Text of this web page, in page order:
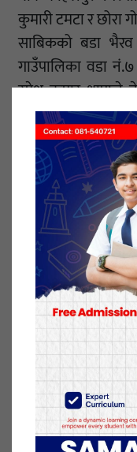
कुमारी टमटा र छोरा
साबिकको बडा
गाउँपालिका वडा
रमेश कुमार थापाले
दिन्छु भनी
फरार रहेकामा निज
प्रहरी कार्यालय
प्रहरी टोलीले माघ
पक्राउ गर्न सफल
प्रमुख प्रहरी नायब
जनाएका छन ।
थापालाई
हिरासतमा राख्ने
वताएका छन । साथै
रमेश कुमार थापाले
भर्ती गराई दिन्छु
पिडित जो कोहिले
सहयोग गर्न अपिल